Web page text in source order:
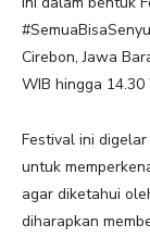
Cirebon, Jawa
WIB hingga 14.30
Festival ini
untuk
agar diketahui
diharapkan